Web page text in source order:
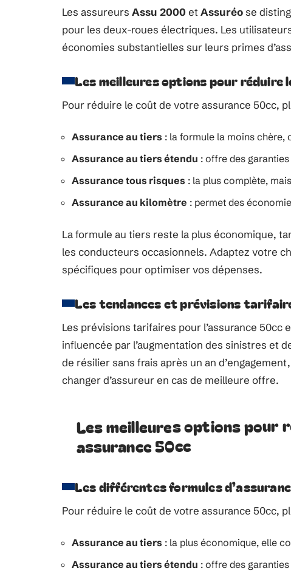
Les assureurs Assu 2000 et Assuréose
pour les deux-roues électriques. Les
économies substantielles sur leurs primes
Les meilleures options pour réduire
Pour réduire le coût de votre assurance 50cc,
Assurance au tiers : la formule la moins chère,
Assurance au tiers étendu : offre des
Assurance tous risques : la plus complète,
Assurance au kilomètre : permet des
La formule au tiers reste la plus économique,
les conducteurs occasionnels. Adaptez votre
spécifiques pour optimiser vos dépenses.
Les tendances et prévisions
Les prévisions tarifaires pour l’assurance
influencée par l’augmentation des sinistres et
de résilier sans frais après un an
changer d’assureur en cas de meilleure offre.
Les meilleures options pour
assurance 50cc
Les différentes formules
Pour réduire le coût de votre assurance 50cc,
Assurance au tiers : la plus économique, elle
Assurance au tiers étendu : offre des